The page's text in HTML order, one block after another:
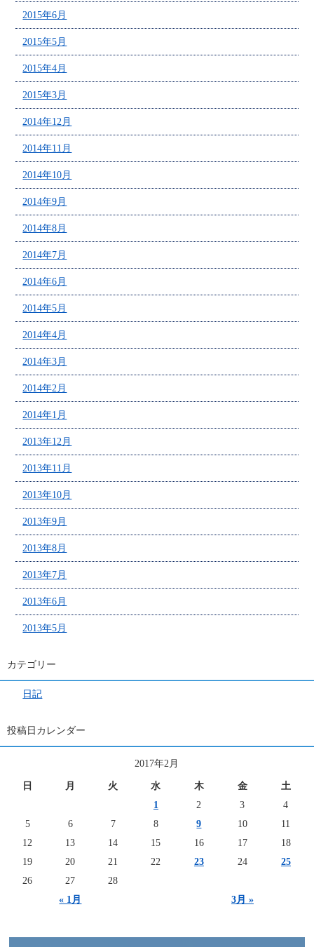
2015年6月
2015年5月
2015年4月
2015年3月
2014年12月
2014年11月
2014年10月
2014年9月
2014年8月
2014年7月
2014年6月
2014年5月
2014年4月
2014年3月
2014年2月
2014年1月
2013年12月
2013年11月
2013年10月
2013年9月
2013年8月
2013年7月
2013年6月
2013年5月
カテゴリー
日記
投稿日カレンダー
2017年2月
日 月 火 水 木 金 土
« 1月 3月 »
1 2 3
4
5
6 7 8 9 10
11
12
13 14 15 16 17
18
19
20 21 22 23 24
25
26
27 28